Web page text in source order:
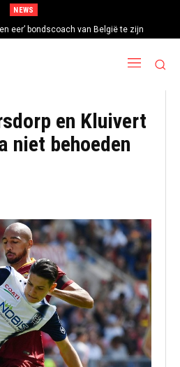
NEWS
eer’ bondscoach van België te zijn
en Kluivert
niet behoeden